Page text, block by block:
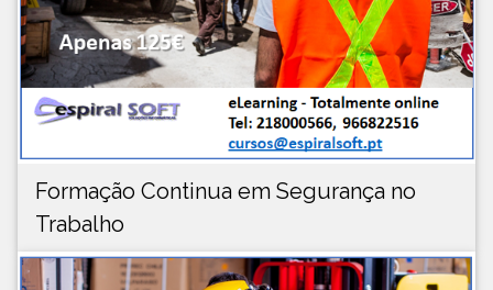
Formação Continua em Segurança no
Trabalho